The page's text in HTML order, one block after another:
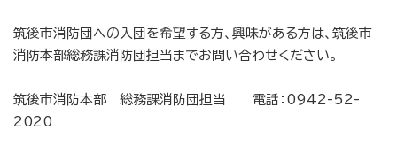
筑後市消防団への入団を希望する方、興味がある方は、筑後市
消防本部総務課消防団担当までお問い合わせください。
筑後市消防本部 総務課消防団担当 電話：0942-52-
2020